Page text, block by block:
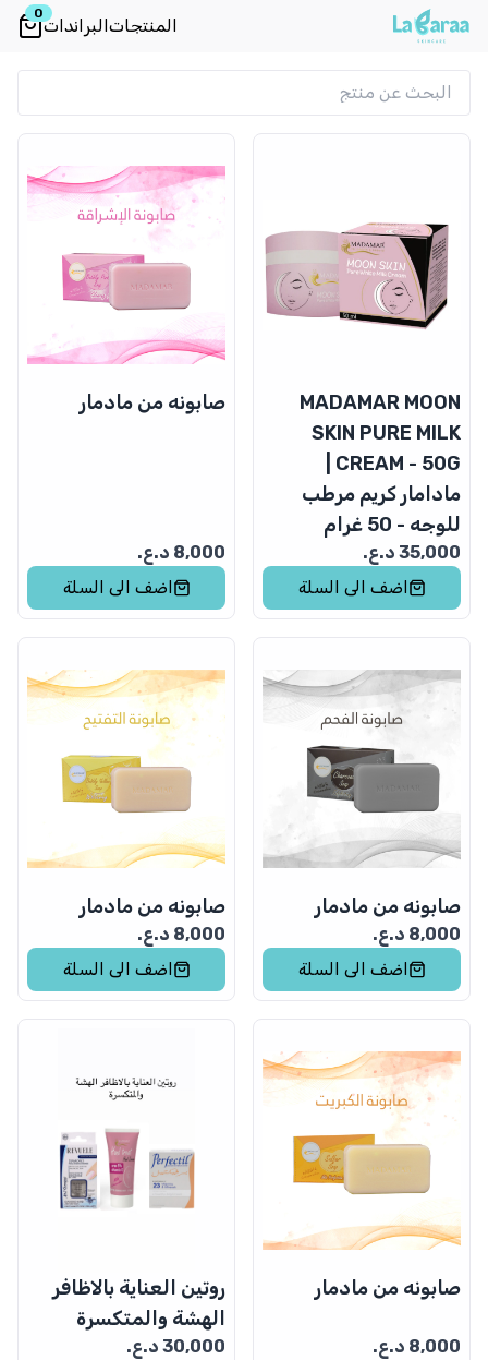
المنتجاتالبراندات
0
MADAMAR MOON
SKIN PURE MILK
مادامار كريم مرطب
للوجه - 50 غرام
35,000 د.ع.
اضف الى السلة
صابونه من مادمار
8,000 د.ع.
اضف الى السلة
صابونه من مادمار
8,000 د.ع.
اضف الى السلة
صابونه من مادمار
8,000 د.ع.
اضف الى السلة
صابونه من مادمار
8,000 د.ع.
روتين العناية بالاظافر
الهشة والمتكسرة
30,000 د.ع.